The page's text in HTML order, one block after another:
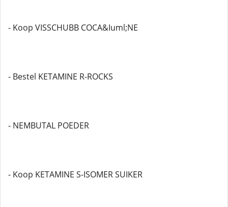
- Koop VISSCHUBB COCA&Iuml;NE
- Bestel KETAMINE R-ROCKS
- NEMBUTAL POEDER
- Koop KETAMINE S-ISOMER SUIKER